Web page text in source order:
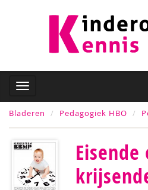
Bladeren Pedagogiek HBO